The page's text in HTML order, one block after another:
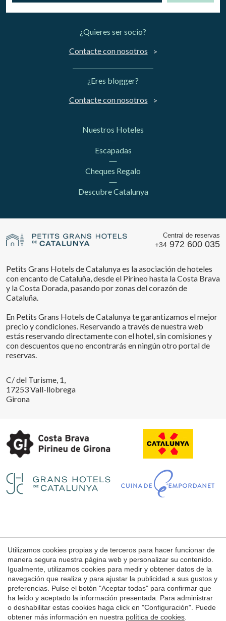
¿Quieres ser socio?
Contacte con nosotros
¿Eres blogger?
Contacte con nosotros
Nuestros Hoteles
Escapadas
Cheques Regalo
Descubre Catalunya
Central de reservas
+34 972 600 035
Petits Grans Hotels de Catalunya es la asociación de hoteles
con encanto de Cataluña, desde el Pirineo hasta la Costa Brava
y la Costa Dorada, pasando por zonas del corazón de
Cataluña.
En Petits Grans Hotels de Catalunya te garantizamos el mejor
precio y condiciones. Reservando a través de nuestra web
estás reservando directamente con el hotel, sin comisiones y
con descuentos que no encontrarás en ningún otro portal de
reservas.
C/ del Turisme, 1,
17253 Vall-llobrega
Girona
Aviso Legal
Condiciones de uso de la web
Política de Cookies
© 1998 - 2026
Utilizamos cookies propias y de terceros para hacer funcionar de
manera segura nuestra página web y personalizar su contenido.
Igualmente, utilizamos cookies para medir y obtener datos de la
navegación que realiza y para ajustar la publicidad a sus gustos y
preferencias. Pulse el botón "Aceptar todas" para confirmar que
ha leído y aceptado la información presentada. Para administrar
o deshabilitar estas cookies haga click en "Configuración". Puede
obtener más información en nuestra política de cookies
Guardar configuración Aceptar todas